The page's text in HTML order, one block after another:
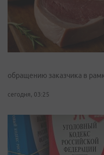
обращению заказчика в
сегодня, 03:25